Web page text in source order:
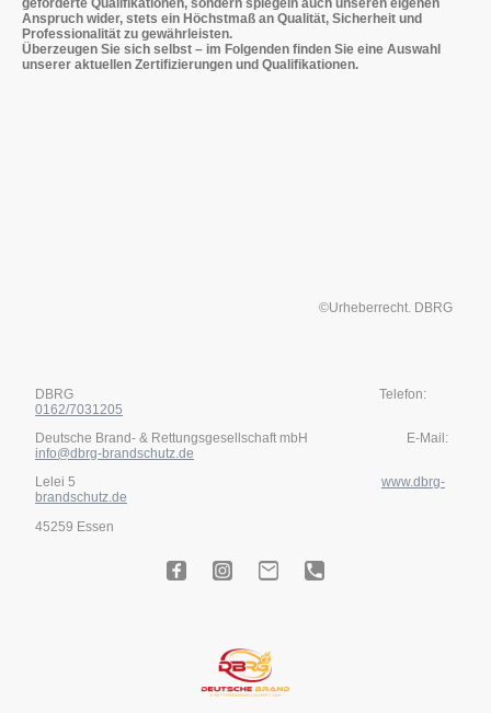
geforderte Qualifikationen, sondern spiegeln auch unseren eigenen
Anspruch wider, stets ein Höchstmaß an Qualität, Sicherheit und
Professionalität zu gewährleisten.
Überzeugen Sie sich selbst – im Folgenden finden Sie eine Auswahl
unserer aktuellen Zertifizierungen und Qualifikationen.
©Urheberrecht. DBRG
DBRG Telefon:
0162/7031205
Deutsche Brand- & Rettungsgesellschaft mbH E-Mail:
info@dbrg-brandschutz.de
Lelei 5 www.dbrg-
brandschutz.de
45259 Essen